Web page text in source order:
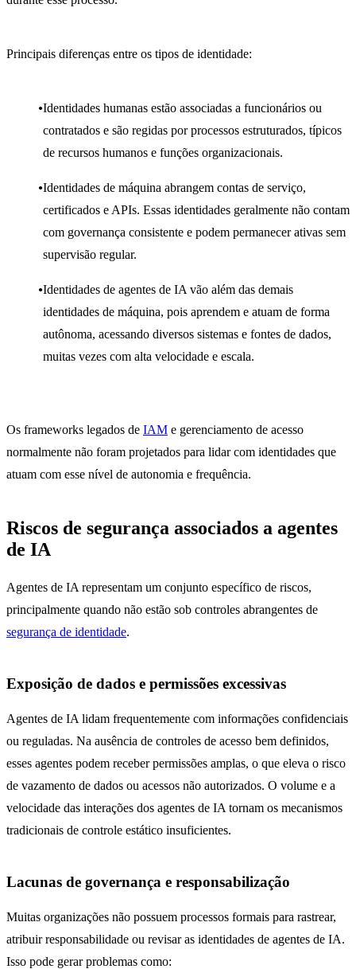
Principais diferenças entre os tipos de identidade:
Identidades humanas estão associadas a funcionários ou
contratados e são regidas por processos estruturados, típicos
de recursos humanos e funções organizacionais.
Identidades de máquina abrangem contas de serviço,
certificados e APIs. Essas identidades geralmente não contam
com governança consistente e podem permanecer ativas sem
supervisão regular.
Identidades de agentes de IA vão além das demais
identidades de máquina, pois aprendem e atuam de forma
autônoma, acessando diversos sistemas e fontes de dados,
muitas vezes com alta velocidade e escala.
Os frameworks legados de IAM e gerenciamento de acesso
normalmente não foram projetados para lidar com identidades que
atuam com esse nível de autonomia e frequência.
Riscos de segurança associados a agentes
de IA
Agentes de IA representam um conjunto específico de riscos,
principalmente quando não estão sob controles abrangentes de
segurança de identidade.
Exposição de dados e permissões excessivas
Agentes de IA lidam frequentemente com informações confidenciais
ou reguladas. Na ausência de controles de acesso bem definidos,
esses agentes podem receber permissões amplas, o que eleva o risco
de vazamento de dados ou acessos não autorizados. O volume e a
velocidade das interações dos agentes de IA tornam os mecanismos
tradicionais de controle estático insuficientes.
Lacunas de governança e responsabilização
Muitas organizações não possuem processos formais para rastrear,
atribuir responsabilidade ou revisar as identidades de agentes de IA.
Isso pode gerar problemas como: